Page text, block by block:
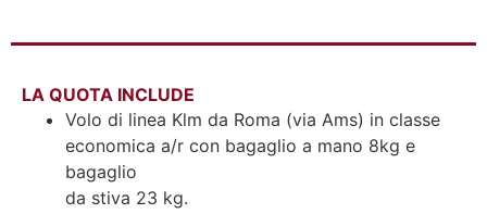
LA QUOTA INCLUDE
Volo di linea Klm da Roma (via Ams) in classe
economica a/r con bagaglio a mano 8kg e
bagaglio
da stiva 23 kg.